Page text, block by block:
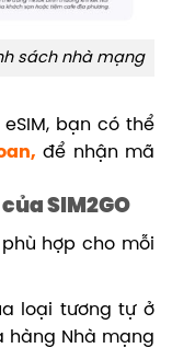
sách nhà mạng
bạn có thể
, để nhận mã
SIM2GO
hợp cho mỗi
loại tương tự ở
hàng Nhà mạng